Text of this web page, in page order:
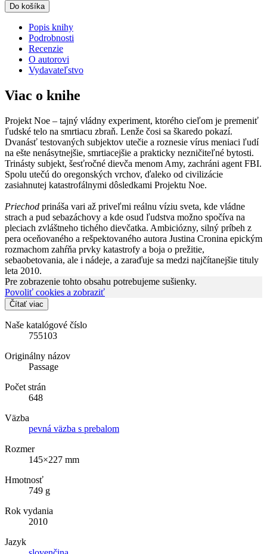
Do košíka
Popis knihy
Podrobnosti
Recenzie
O autorovi
Vydavateľstvo
Viac o knihe
Projekt Noe – tajný vládny experiment, ktorého cieľom je premeniť
ľudské telo na smrtiacu zbraň. Lenže čosi sa škaredo pokazí.
Dvanásť testovaných subjektov utečie a roznesie vírus meniaci ľudí
na ešte nenásytnejšie, smrtiacejšie a prakticky nezničiteľné bytosti.
Trinásty subjekt, šesťročné dievča menom Amy, zachráni agent FBI.
Spolu utečú do oregonských vrchov, ďaleko od civilizácie
zasiahnutej katastrofálnymi dôsledkami Projektu Noe.
Priechod prináša vari až priveľmi reálnu víziu sveta, kde vládne
strach a pud sebazáchovy a kde osud ľudstva možno spočíva na
pleciach zvláštneho tichého dievčatka. Ambiciózny, silný príbeh z
pera oceňovaného a rešpektovaného autora Justina Cronina epickým
rozmachom zahŕňa prvky katastrofy a boja o prežitie,
sebaobetovania, ale i nádeje, a zaraďuje sa medzi najčítanejšie tituly
leta 2010.
Pre zobrazenie tohto obsahu potrebujeme sušienky.
Povoliť cookies a zobraziť
Čítať viac
Naše katalógové číslo
755103
Originálny názov
Passage
Počet strán
648
Väzba
pevná väzba s prebalom
Rozmer
145×227 mm
Hmotnosť
749 g
Rok vydania
2010
Jazyk